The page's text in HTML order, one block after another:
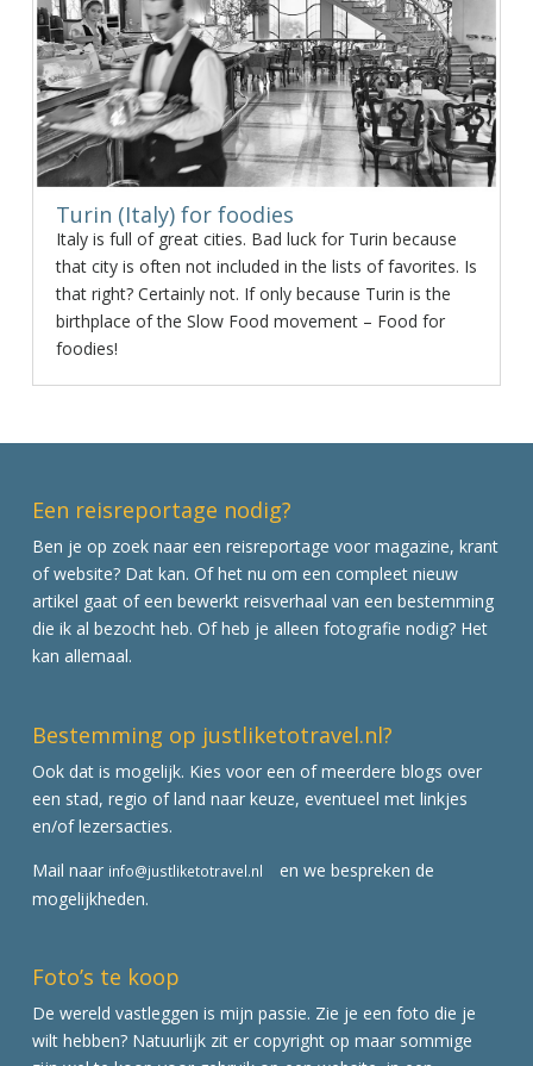
Turin (Italy) for foodies
Italy is full of great cities. Bad luck for Turin because
that city is often not included in the lists of favorites. Is
that right? Certainly not. If only because Turin is the
birthplace of the Slow Food movement – Food for
foodies!
Een reisreportage nodig?
Ben je op zoek naar een reisreportage voor magazine, krant
of website? Dat kan. Of het nu om een compleet nieuw
artikel gaat of een bewerkt reisverhaal van een bestemming
die ik al bezocht heb. Of heb je alleen fotografie nodig? Het
kan allemaal.
Bestemming op justliketotravel.nl?
Ook dat is mogelijk. Kies voor een of meerdere blogs over
een stad, regio of land naar keuze, eventueel met linkjes
en/of lezersacties.
Mail naar info@justliketotravel.nl
en we bespreken de
mogelijkheden.
Foto’s te koop
De wereld vastleggen is mijn passie. Zie je een foto die je
wilt hebben? Natuurlijk zit er copyright op maar sommige